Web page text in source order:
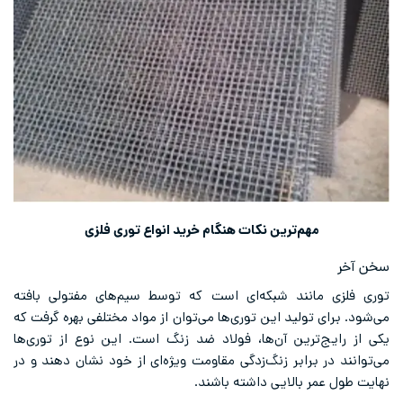
مهم‌ترین نکات هنگام خرید انواع توری فلزی
سخن آخر
توری فلزی مانند شبکه‌ای است که توسط سیم‌های مفتولی بافته
می‌شود. برای تولید این توری‌ها می‌توان از مواد مختلفی بهره گرفت که
یکی از رایج‌ترین آن‌ها، فولاد ضد زنگ است. این نوع از توری‌ها
می‌توانند در برابر زنگ‌زدگی مقاومت ویژه‌ای از خود نشان دهند و در
نهایت طول عمر بالایی داشته باشند.